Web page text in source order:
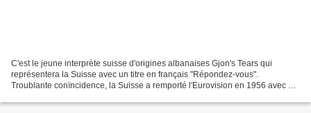
C'est le jeune interprète suisse d'origines albanaises Gjon's Tears qui
représentera la Suisse avec un titre en français "Répondez-vous".
Troublante conïncidence, la Suisse a remporté l'Eurovision en 1956 avec un